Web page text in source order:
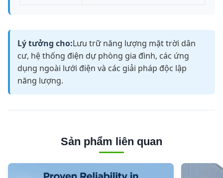
Lý tưởng cho:Lưu trữ năng lượng mặt trời dân
cư, hệ thống điện dự phòng gia đình, các ứng
dụng ngoài lưới điện và các giải pháp độc lập
năng lượng.
Sản phẩm liên quan